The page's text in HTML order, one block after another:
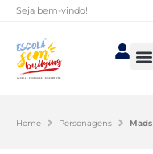
Seja bem-vindo!
Home Personagens Mads